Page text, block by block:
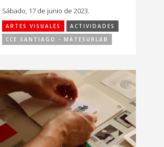
Sábado, 17 de junio de 2023.
ARTES VISUALES
ACTIVIDADES
CCE SANTIAGO - MATESURLAB